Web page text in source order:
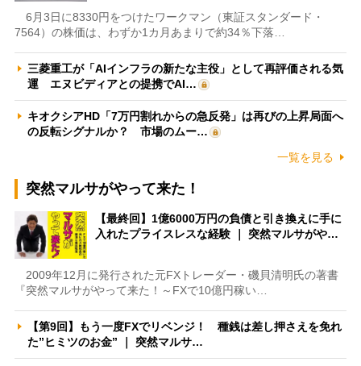
6月3日に8330円をつけたワークマン（東証スタンダード・
7564）の株価は、わずか1カ月あまりで約34％下落…
三菱重工が「AIインフラの新たな主役」として再評価される気
運 エヌビディアとの提携でAI…
キオクシアHD「7万円割れからの急反発」は再びの上昇局面へ
の反転シグナルか？ 市場のムー…
一覧を見る
突然マルサがやって来た！
【最終回】1億6000万円の負債と引き換えに手に
入れたプライスレスな経験 ｜ 突然マルサがや…
2009年12月に発行された元FXトレーダー・磯貝清明氏の著書
『突然マルサがやって来た！～FXで10億円稼い…
【第9回】もう一度FXでリベンジ！ 種銭は差し押さえを免れ
た”ヒミツのお金” ｜ 突然マルサ…